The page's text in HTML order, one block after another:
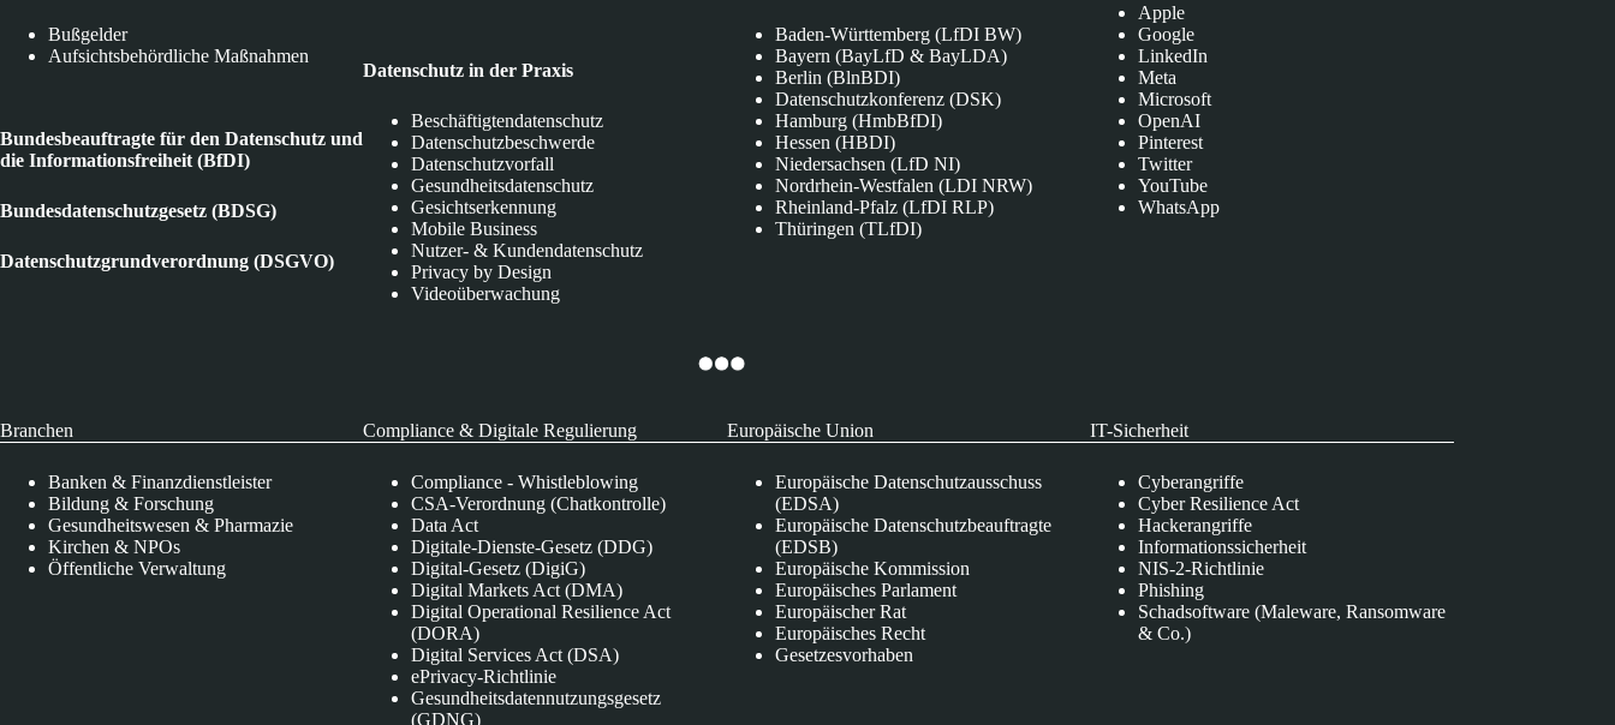
Bußgelder
Aufsichtsbehördliche Maßnahmen
Bundesbeauftragte für den Datenschutz und
die Informationsfreiheit (BfDI)
Bundesdatenschutzgesetz (BDSG)
Datenschutzgrundverordnung (DSGVO)
Datenschutz in der Praxis
Beschäftigtendatenschutz
Datenschutzbeschwerde
Datenschutzvorfall
Gesundheitsdatenschutz
Gesichtserkennung
Mobile Business
Nutzer- & Kundendatenschutz
Privacy by Design
Videoüberwachung
Baden-Württemberg (LfDI BW)
Bayern (BayLfD & BayLDA)
Berlin (BlnBDI)
Datenschutzkonferenz (DSK)
Hamburg (HmbBfDI)
Hessen (HBDI)
Niedersachsen (LfD NI)
Nordrhein-Westfalen (LDI NRW)
Rheinland-Pfalz (LfDI RLP)
Thüringen (TLfDI)
Apple
Google
LinkedIn
Meta
Microsoft
OpenAI
Pinterest
Twitter
YouTube
WhatsApp
Branchen
Banken & Finanzdienstleister
Bildung & Forschung
Gesundheitswesen & Pharmazie
Kirchen & NPOs
Öffentliche Verwaltung
Compliance & Digitale Regulierung
Compliance - Whistleblowing
CSA-Verordnung (Chatkontrolle)
Data Act
Digitale-Dienste-Gesetz (DDG)
Digital-Gesetz (DigiG)
Digital Markets Act (DMA)
Digital Operational Resilience Act
(DORA)
Digital Services Act (DSA)
ePrivacy-Richtlinie
Gesundheitsdatennutzungsgesetz
(GDNG)
Europäische Union
Europäische Datenschutzausschuss
(EDSA)
Europäische Datenschutzbeauftragte
(EDSB)
Europäische Kommission
Europäisches Parlament
Europäischer Rat
Europäisches Recht
Gesetzesvorhaben
IT-Sicherheit
Cyberangriffe
Cyber Resilience Act
Hackerangriffe
Informationssicherheit
NIS-2-Richtlinie
Phishing
Schadsoftware (Maleware, Ransomware
& Co.)